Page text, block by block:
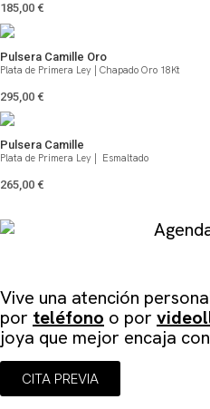
185,00 €
Pulsera Camille Oro
Plata de Primera Ley | Chapado Oro 18Kt
295,00 €
Pulsera Camille
Plata de Primera Ley | Esmaltado
265,00 €
Vive una atención
por teléfono o por
joya que mejor encaja
CITA PREVIA